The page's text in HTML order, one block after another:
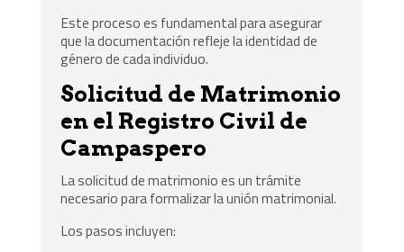
Este proceso es fundamental para asegurar
que la documentación refleje la identidad de
género de cada individuo.
Solicitud de Matrimonio
en el Registro Civil de
Campaspero
La solicitud de matrimonio es un trámite
necesario para formalizar la unión matrimonial.
Los pasos incluyen: